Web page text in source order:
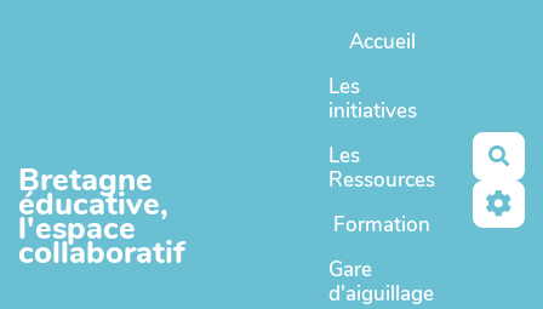
Bretagne
éducative,
l'espace
collaboratif
Accueil
Les
initiatives
Les
Ressources
Formation
Gare
d'aiguillage